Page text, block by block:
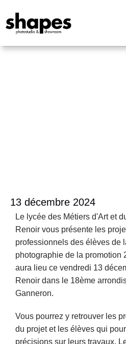
13 décembre 2024
Le lycée des Métiers d'Art et
Renoir vous présente les
professionnels des élèves de
photographie de la promotion
aura lieu ce vendredi 13
Renoir dans le 18ème
Ganneron.
Vous pourrez y retrouver les
du projet et les élèves qui
précisions sur leurs travaux.